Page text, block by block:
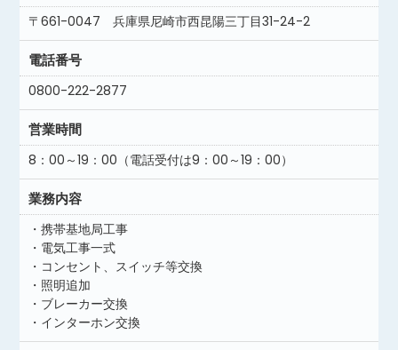
〒661-0047 兵庫県尼崎市西昆陽三丁目31-24-2
電話番号
0800-222-2877
営業時間
8：00～19：00（電話受付は9：00～19：00）
業務内容
・携帯基地局工事
・電気工事一式
・コンセント、スイッチ等交換
・照明追加
・ブレーカー交換
・インターホン交換